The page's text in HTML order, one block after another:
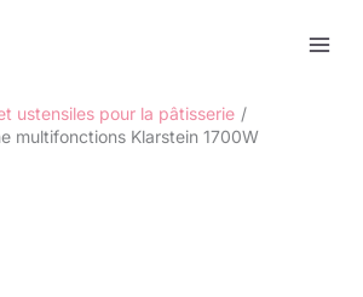
ustensiles pour la pâtisserie
multifonctions Klarstein 1700W